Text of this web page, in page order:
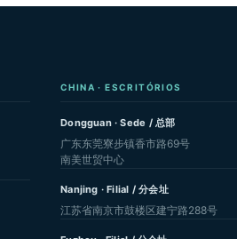
CHINA · ESCRITÓRIOS
Dongguan · Sede / 总部
广东东莞寮步镇香市路69号
南美世贸中心
Nanjing · Filial / 分会址
江苏省南京市鼓楼区建宁路288号